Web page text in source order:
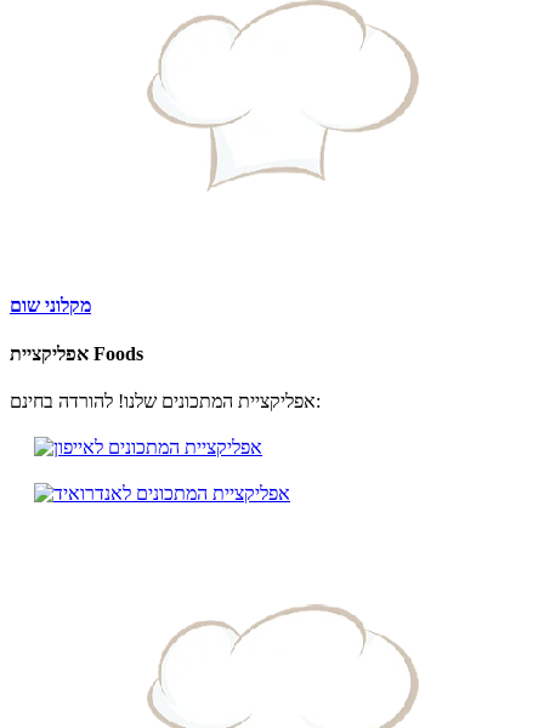
מקלוני שום
אפליקציית Foods
אפליקציית המתכונים שלנו! להורדה בחינם: